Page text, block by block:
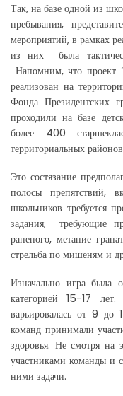
Так, на базе одной из
пребывания,
мероприятий, в рамках
из них была
Напомним, что проект
реализован на
Фонда Президентских
проходили на базе
более 400
территориальных
Это состязание
полосы препятствий,
школьников требуется
задания, требующие
раненого, метание
стрельба по мишеням и
Изначально игра была
категорией 15-17
варьировалась от 9 до
команд принимали
здоровья. Не смотря на
участниками команды и
ними задачи.